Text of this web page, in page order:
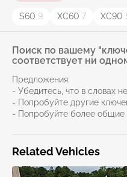
S60 9 XC60 7 XC90
Поиск по вашему
соответствует ни
Предложения:
- Убедитесь, что в словах
- Попробуйте другие
- Попробуйте более общие
Related Vehicles